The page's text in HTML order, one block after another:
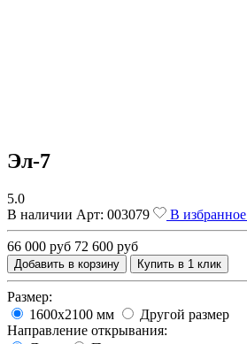
Эл-7
5.0
В наличии Арт: 003079 В избранное
66 000 руб 72 600 руб
Добавить в корзину Купить в 1 клик
Размер:
1600х2100 мм
Другой размер
Направление открывания: